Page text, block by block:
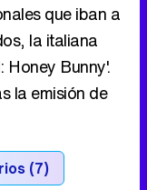
que iban a
la italiana
Honey Bunny'.
la emisión de
(7)